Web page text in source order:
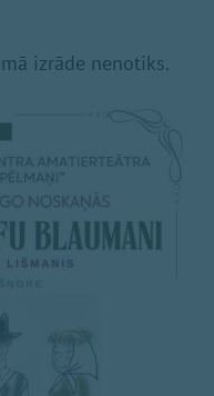
izrāde nenotiks.